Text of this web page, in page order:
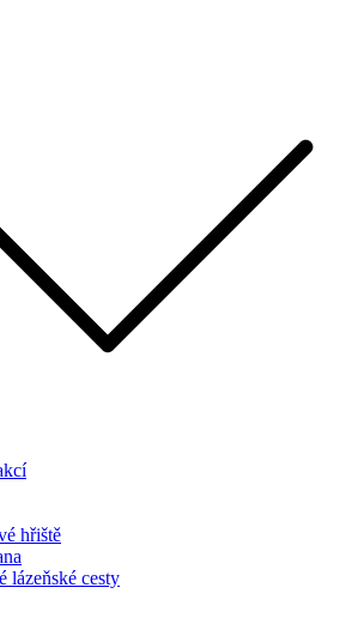
hřiště
lázeňské cesty